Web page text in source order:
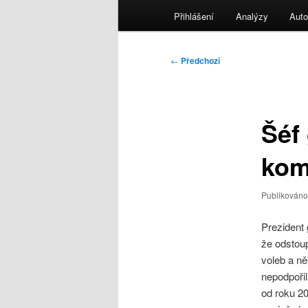
Přihlášení Analýzy
Navigace
← Předchozí
Publikováno
že
voleb a
od roku